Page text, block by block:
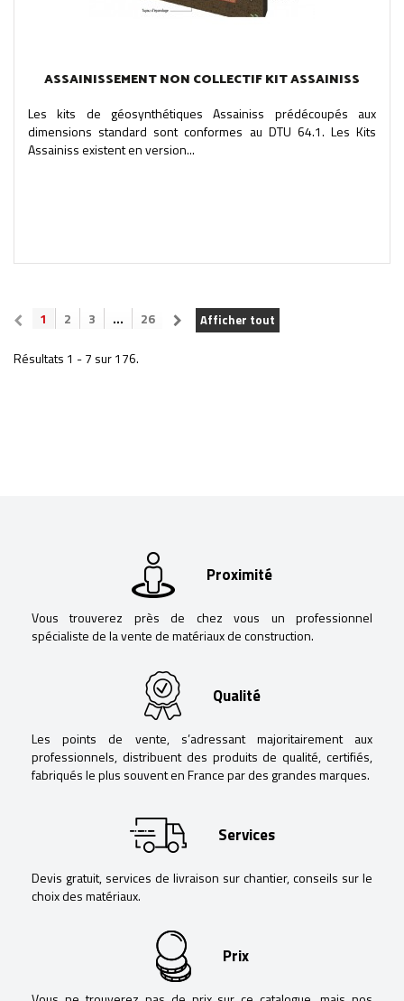
ASSAINISSEMENT NON COLLECTIF KIT ASSAINISS
Les kits de géosynthétiques Assainiss prédécoupés aux
dimensions standard sont conformes au DTU 64.1. Les Kits
Assainiss existent en version...
Afficher tout
1 2 3 ... 26
Résultats 1 - 7 sur 176.
Proximité
Vous trouverez près de chez vous un professionnel
spécialiste de la vente de matériaux de construction.
Qualité
Les points de vente, s’adressant majoritairement aux
professionnels, distribuent des produits de qualité, certifiés,
fabriqués le plus souvent en France par des grandes marques.
Services
Devis gratuit, services de livraison sur chantier, conseils sur le
choix des matériaux.
Prix